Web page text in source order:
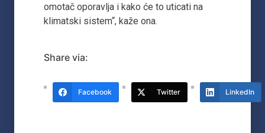
omotač oporavlja i kako će to uticati na
klimatski sistem“, kaže ona.
Share via:
Facebook Twitter LinkedIn